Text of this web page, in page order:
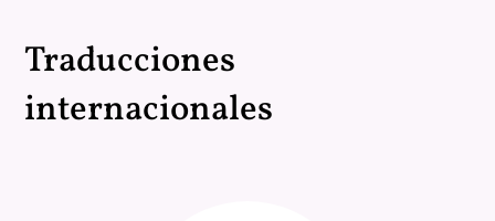
Traducciones
internacionales